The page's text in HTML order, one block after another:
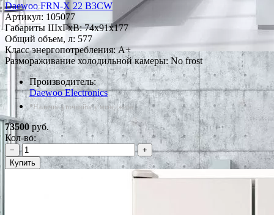
Daewoo FRN-X 22 B3CW
Артикул: 105077
Габариты ШxГxВ: 74x91x177
Общий объем, л: 577
Класс энергопотребления: A+
Размораживание холодильной камеры: No frost
Производитель:
Daewoo Electronics
*Наличие уточняйте у менеджера
73500руб.
Кол-во:
−
+
Купить